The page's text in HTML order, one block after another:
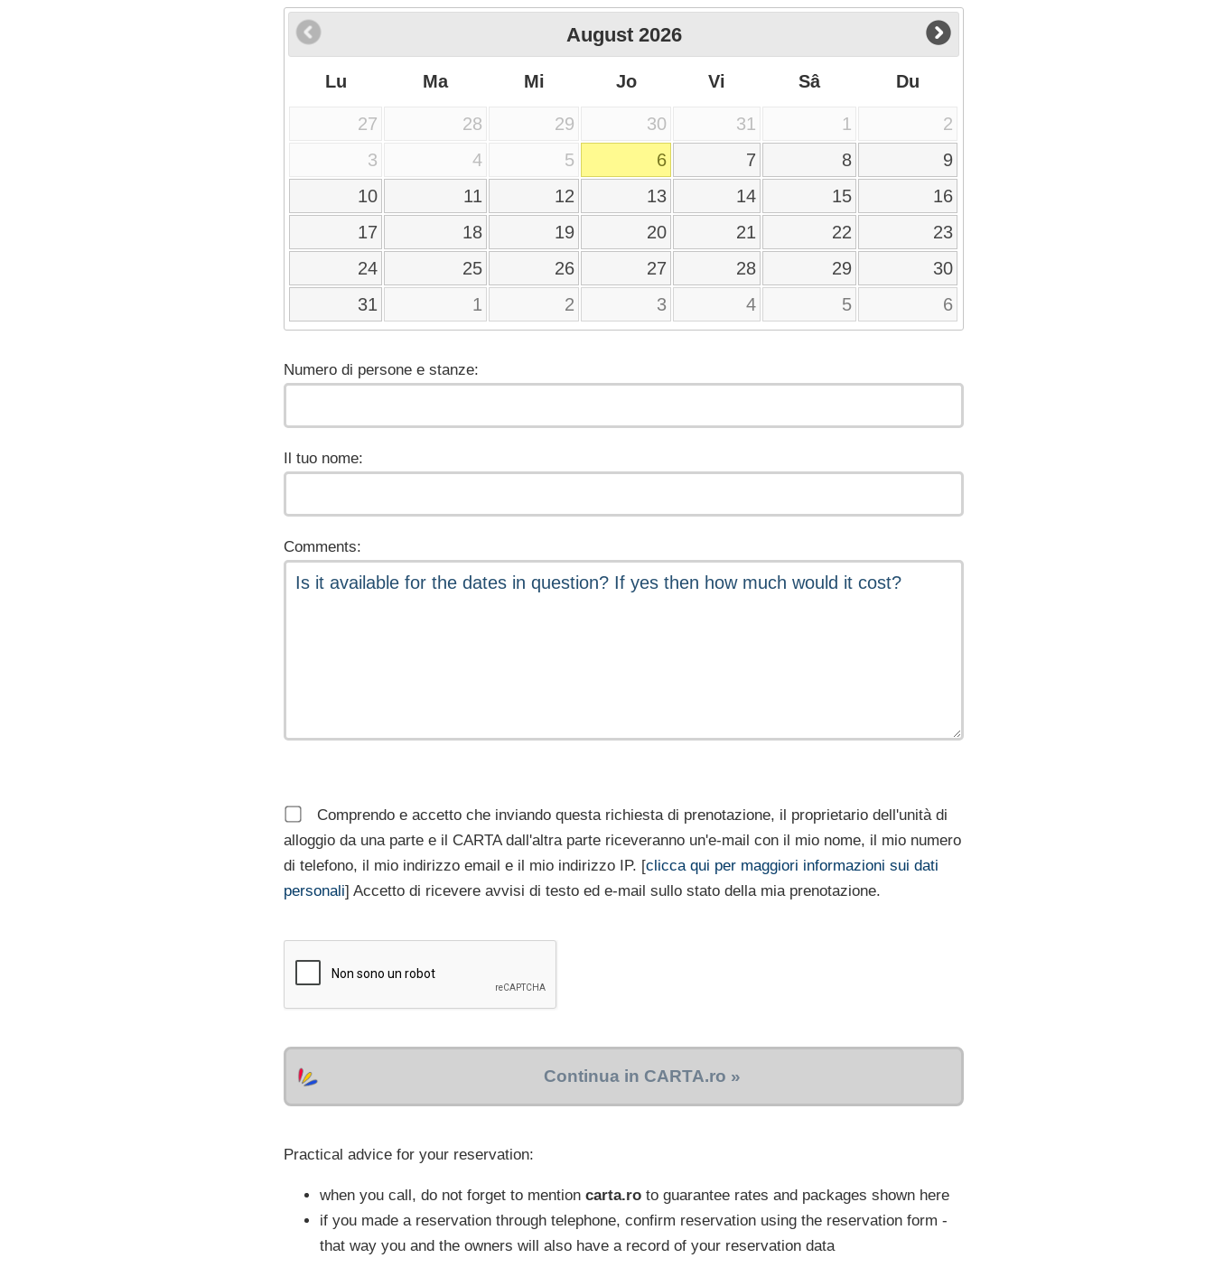
August 2026
Lu Ma Mi Jo Vi Sâ Du
27 28 29 30 31 1
2
3
4 5 6 7 8
9
10
11 12 13 14 15
16
17
18 19 20 21 22
23
24
25 26 27 28 29
30
31
1 2 3 4 5 6
Numero di persone e stanze:
Il tuo nome:
Comments:
Comprendo e accetto che inviando questa richiesta di prenotazione, il proprietario dell'unità di
alloggio da una parte e il CARTA dall'altra parte riceveranno un'e-mail con il mio nome, il mio numero
di telefono, il mio indirizzo email e il mio indirizzo IP. [clicca qui per maggiori informazioni sui dati
personali] Accetto di ricevere avvisi di testo ed e-mail sullo stato della mia prenotazione.
Continua in CARTA.ro »
Practical advice for your reservation:
when you call, do not forget to mention carta.ro to guarantee rates and packages shown here
if you made a reservation through telephone, confirm reservation using the reservation form -
that way you and the owners will also have a record of your reservation data